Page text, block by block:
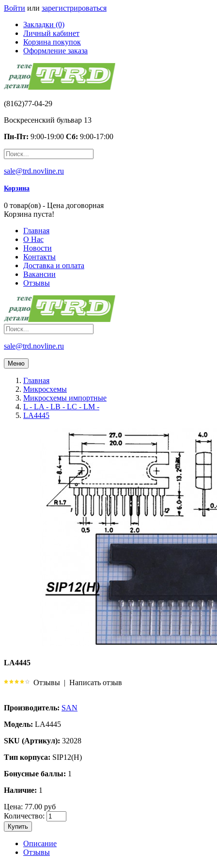
Войти или зарегистрироваться
Закладки (0)
Личный кабинет
Корзина покупок
Оформление заказа
(8162)77-04-29
Воскресенский бульвар 13
Пн-Пт: 9:00-19:00 Сб: 9:00-17:00
sale@trd.novline.ru
Корзина
0 товар(ов) - Цена договорная
Корзина пуста!
Главная
О Нас
Новости
Контакты
Доставка и оплата
Вакансии
Отзывы
sale@trd.novline.ru
Меню
Главная
Микросхемы
Микросхемы импортные
L - LA - LB - LC - LM -
LA4445
LA4445
Отзывы | Написать отзыв
Производитель: SAN
Модель: LA4445
SKU (Артикул): 32028
Тип корпуса: SIP12(H)
Бонусные баллы: 1
Наличие: 1
Цена: 77.00 руб
Количество:
Купить
Описание
Отзывы